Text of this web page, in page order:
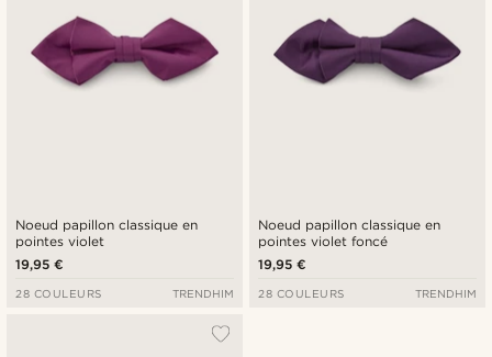
Noeud papillon classique en
pointes violet
19,95 €
28 COULEURS TRENDHIM
Noeud papillon classique en
pointes violet foncé
19,95 €
28 COULEURS TRENDHIM